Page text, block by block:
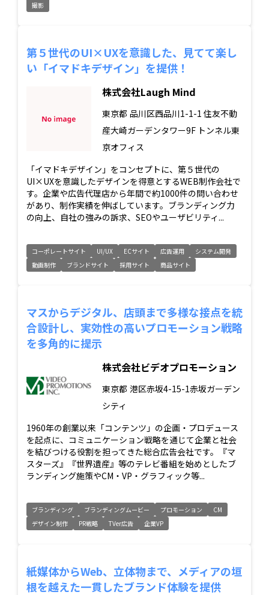
撮影
第５世代のUI×UXを意識した、見てて楽し
い「イマドキデザイン」を提供！
株式会社Laugh Mind
東京都 品川区西品川1-1-1 住友不動
産大崎ガーデンタワー9F トンネル東
京オフィス
「イマドキデザイン」をコンセプトに、第５世代の
UI×UXを意識したデザインを得意とするWEB制作会社で
す。企業や広告代理店から年間で約1000件の問い合わせ
があり、制作実績を伸ばしています。ブランディング力
の向上、自社の強みの訴求、SEOやユーザビリティ...
コーポレートサイト UI/UX ECサイト 広告運用
システム開発
動画制作
ブランドサイト 採用サイト 商品サイト
マスからデジタル、店頭まで多様な接点を統
合設計し、実効性の高いプロモーション戦略
を多角的に提示
株式会社ビデオプロモーション
東京都 港区赤坂4-15-1赤坂ガーデン
シティ
1960年の創業以来「コンテンツ」の企画・プロデュース
を起点に、コミュニケーション戦略を通じて企業と社会
を結びつける役割を担ってきた総合広告会社です。『マ
スターズ』『世界遺産』等のテレビ番組を始めとしたブ
ランディング施策やCM・VP・グラフィック等...
ブランディング ブランディングムービー プロモーション
CM
デザイン制作
PR戦略 TVer広告 企業VP
紙媒体からWeb、立体物まで、メディアの垣
根を越えた一貫したブランド体験を提供